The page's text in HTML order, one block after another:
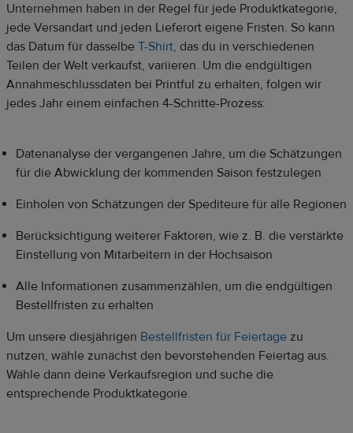
Unternehmen haben in der Regel für jede Produktkategorie,
jede Versandart und jeden Lieferort eigene Fristen. So kann
das Datum für dasselbe T-Shirt, das du in verschiedenen
Teilen der Welt verkaufst, variieren. Um die endgültigen
Annahmeschlussdaten bei Printful zu erhalten, folgen wir
jedes Jahr einem einfachen 4-Schritte-Prozess:
Datenanalyse der vergangenen Jahre, um die Schätzungen
für die Abwicklung der kommenden Saison festzulegen
Einholen von Schätzungen der Spediteure für alle Regionen
Berücksichtigung weiterer Faktoren, wie z. B. die verstärkte
Einstellung von Mitarbeitern in der Hochsaison
Alle Informationen zusammenzählen, um die endgültigen
Bestellfristen zu erhalten
Um unsere diesjährigen Bestellfristen für Feiertage zu
nutzen, wähle zunächst den bevorstehenden Feiertag aus.
Wähle dann deine Verkaufsregion und suche die
entsprechende Produktkategorie.